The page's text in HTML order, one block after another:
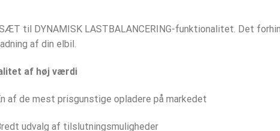
til DYNAMISK LASTBALANCERING-funktionalitet. Det
af din elbil.
af høj værdi
af de mest prisgunstige opladere på markedet
udvalg af tilslutningsmuligheder